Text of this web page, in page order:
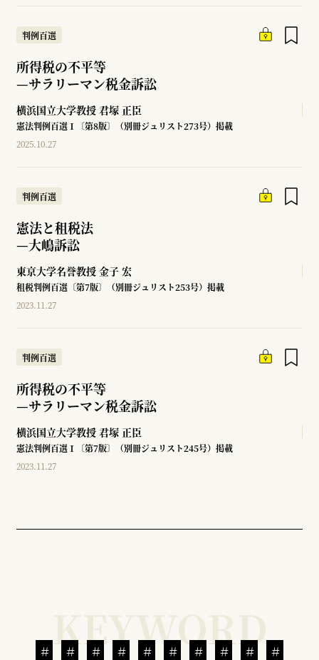
判例百選
所得税の不平等
—サラリーマン税金訴訟
横浜国立大学教授 君塚 正臣
憲法判例百選Ⅰ〔第8版〕（別冊ジュリスト273号）掲載
2025.10.27
判例百選
憲法と租税法
—大嶋訴訟
東京大学名誉教授 金子 宏
租税判例百選〔第7版〕（別冊ジュリスト253号）掲載
2023.11.27
判例百選
所得税の不平等
—サラリーマン税金訴訟
横浜国立大学教授 君塚 正臣
憲法判例百選Ⅰ〔第7版〕（別冊ジュリスト245号）掲載
2023.11.27